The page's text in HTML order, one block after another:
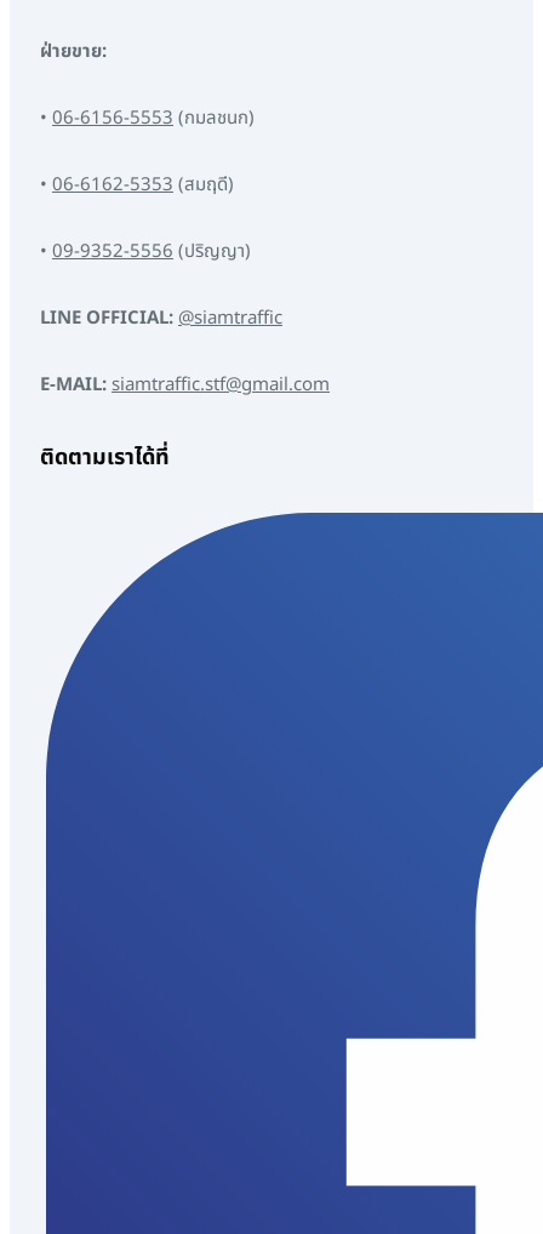
ฝ่ายขาย:
• 06-6156-5553(กมลชนก)
• 06-6162-5353(สมฤดี)
• 09-9352-5556(ปริญญา)
LINE OFFICIAL:@siamtraffic
E-MAIL:siamtraffic.stf@gmail.com
ติดตามเราได้ที่